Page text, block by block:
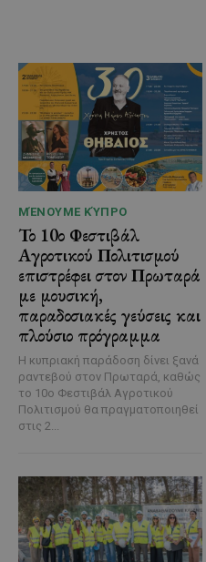
ΜΈΝΟΥΜΕ ΚΎΠΡΟ
Το 10ο Φεστιβάλ
Αγροτικού Πολιτισμού
επιστρέφει στον Πρωταρά
με μουσική,
παραδοσιακές γεύσεις και
πλούσιο πρόγραμμα
Η κυπριακή παράδοση δίνει ξανά
ραντεβού στον Πρωταρά, καθώς
το 10ο Φεστιβάλ Αγροτικού
Πολιτισμού θα πραγματοποιηθεί
στις 2...